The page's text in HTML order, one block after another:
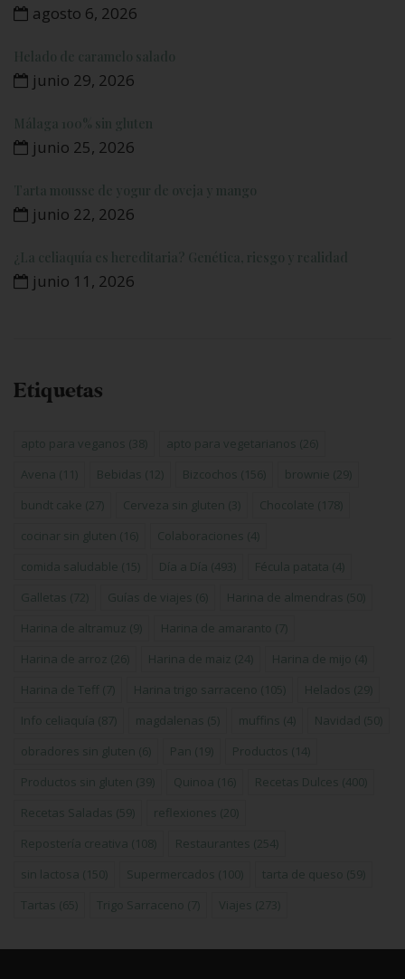
agosto 6, 2026
Helado de caramelo salado
junio 29, 2026
Málaga 100% sin gluten
junio 25, 2026
Tarta mousse de yogur de oveja y mango
junio 22, 2026
¿La celiaquía es hereditaria? Genética, riesgo y realidad
junio 11, 2026
Etiquetas
apto para veganos (38) apto para vegetarianos (26)
Avena (11) Bebidas (12) Bizcochos (156) brownie (29)
bundt cake (27) Cerveza sin gluten (3) Chocolate (178)
cocinar sin gluten (16) Colaboraciones (4)
comida saludable (15) Día a Día (493) Fécula patata (4)
Galletas (72) Guías de viajes (6) Harina de almendras (50)
Harina de altramuz (9) Harina de amaranto (7)
Harina de arroz (26) Harina de maiz (24) Harina de mijo (4)
Harina de Teff (7) Harina trigo sarraceno (105) Helados (29)
Info celiaquía (87) magdalenas (5) muffins (4) Navidad (50)
obradores sin gluten (6) Pan (19) Productos (14)
Productos sin gluten (39) Quinoa (16) Recetas Dulces (400)
Recetas Saladas (59) reflexiones (20)
Repostería creativa (108) Restaurantes (254)
sin lactosa (150) Supermercados (100) tarta de queso (59)
Tartas (65) Trigo Sarraceno (7) Viajes (273)